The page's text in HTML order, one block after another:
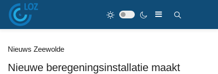
Nieuws Zeewolde
Nieuwe beregeningsinstallatie maakt